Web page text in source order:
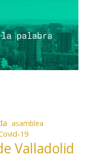
asamblea
19
Valladolid